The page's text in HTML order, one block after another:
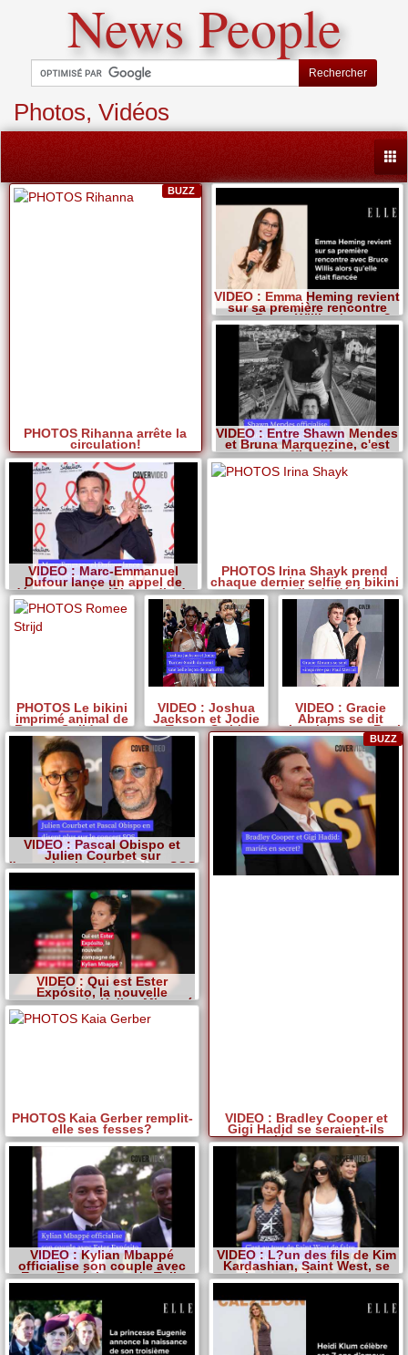
News People
Rechercher
Photos, Vidéos
PHOTOS Rihanna arrête la
circulation!
BUZZ
VIDEO : Emma Heming revient
sur sa première rencontre
avec Bruce Willis alors qu?
elle était fiancée
VIDEO : Entre Shawn Mendes
et Bruna Marquezine, c'est
officiel!!
VIDEO : Marc-Emmanuel
Dufour lance un appel de
détresse après l?incendie de
son restaurant
PHOTOS Irina Shayk prend
chaque dernier selfie en bikini
avant la fin de l'été!
PHOTOS Le bikini
imprimé animal de
Romee Strijd vous
fera dire Rawr!
VIDEO : Joshua
Jackson et Jodie
Turner-Smith
semblent
VIDEO : Gracie
Abrams se dit
«inspirée» par Paul
Mescal
VIDEO : Pascal Obispo et
Julien Courbet sur
l'organisation du concert SOS
Solidarité incendies
VIDEO : Qui est Ester
Expósito, la nouvelle
compagne de Kylian Mbappé
?
PHOTOS Kaia Gerber remplit-
elle ses fesses?
VIDEO : Bradley Cooper et
Gigi Hadid se seraient-ils
mariés en secret?
BUZZ
VIDEO : Kylian Mbappé
officialise son couple avec
Ester Expósito sur la Toile
VIDEO : L?un des fils de Kim
Kardashian, Saint West, se
lance sur Instagram